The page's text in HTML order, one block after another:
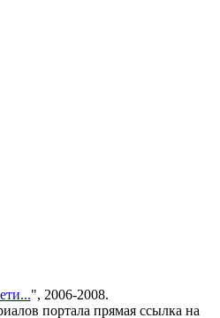
", 2006-2008.
портала прямая ссылка на